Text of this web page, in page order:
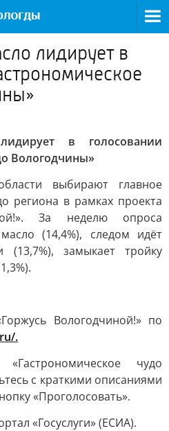
лидирует в
в голосовании
Вологодчины»
выбирают главное
региона в рамках проекта
За неделю опроса
(14,4%), следом идёт
(13,7%), замыкает тройку
Вологодчиной!» по
.
чудо
с краткими описаниями
«Проголосовать».
«Госуслуги» (ЕСИА).